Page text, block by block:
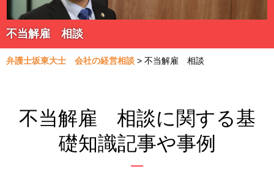
不当解雇 相談
弁護士坂東大士 会社の経営相談 > 不当解雇 相談
不当解雇 相談に関する基
礎知識記事や事例